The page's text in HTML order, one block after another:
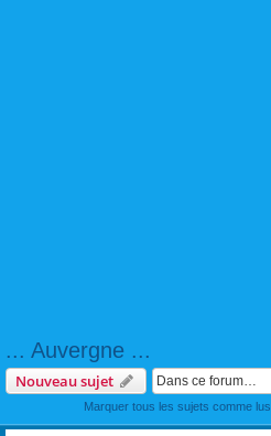
... Auvergne ...
Nouveau sujet
Marquer tous les sujets comme lus